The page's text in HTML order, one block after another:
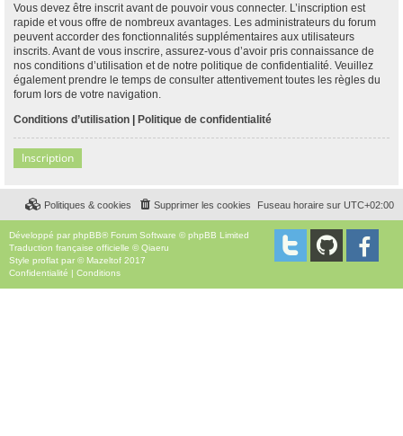
Vous devez être inscrit avant de pouvoir vous connecter. L’inscription est
rapide et vous offre de nombreux avantages. Les administrateurs du forum
peuvent accorder des fonctionnalités supplémentaires aux utilisateurs
inscrits. Avant de vous inscrire, assurez-vous d’avoir pris connaissance de
nos conditions d’utilisation et de notre politique de confidentialité. Veuillez
également prendre le temps de consulter attentivement toutes les règles du
forum lors de votre navigation.
Conditions d’utilisation | Politique de confidentialité
Inscription
Fuseau horaire sur UTC+02:00
Supprimer les cookies
Politiques & cookies
Développé par phpBB® Forum Software © phpBB Limited
Traduction française officielle ©Qiaeru
Style proflat par © Mazeltof 2017
Confidentialité | Conditions